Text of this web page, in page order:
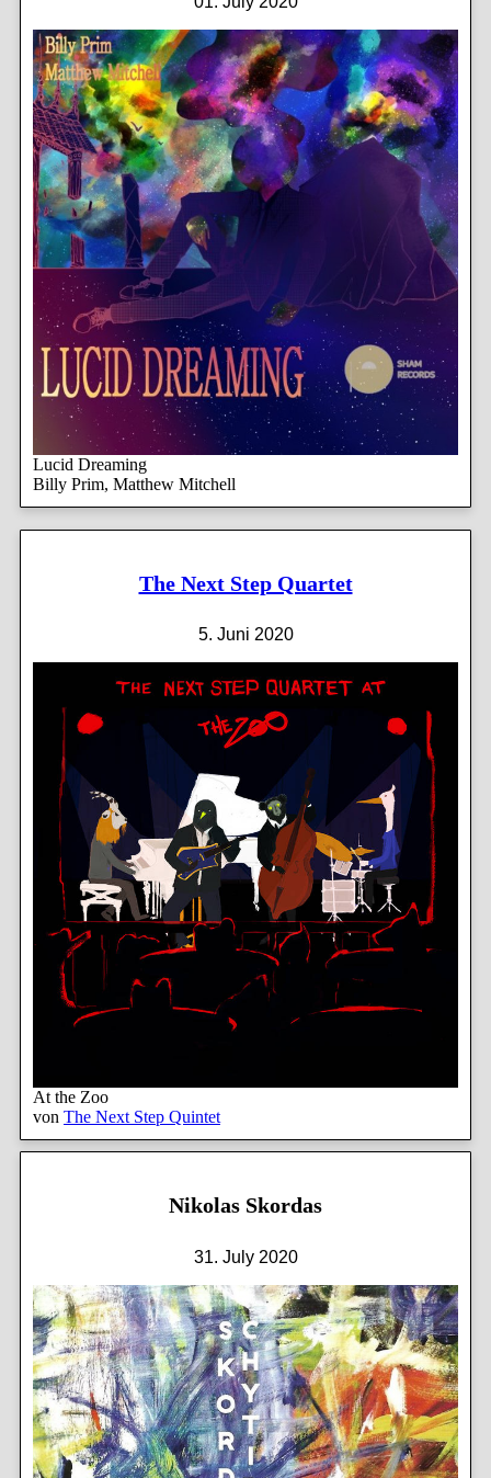
Lucid Dreaming
Billy Prim, Matthew Mitchell
The Next Step Quartet
5. Juni 2020
At the Zoo
von The Next Step Quintet
Nikolas Skordas
31. July 2020